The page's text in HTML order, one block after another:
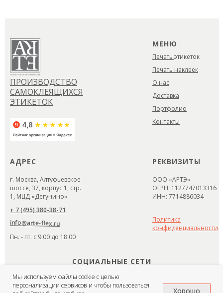
МЕНЮ
Политика
конфиденциальности
ООО «АРТЭ»
ОГРН: 1127747013316
ИНН: 7714886034
г. Москва, Алтуфьевское
шоссе, 37, корпус 1, стр.
1, МЦД «Дегунино»
info@arte-flex.ru
+ 7 (495) 380-38-71
Пн. - пт. с 9:00 до 18:00
ПРОИЗВОДСТВО
САМОКЛЕЯЩИХСЯ
ЭТИКЕТОК
АДРЕС РЕКВИЗИТЫ
СОЦИАЛЬНЫЕ СЕТИ
Печать наклеек
О нас
Доставка
Портфолио
Контакты
Печать этикеток
Мы используем файлы cookie с целью
персонализации сервисов и чтобы пользоваться
Хорошо